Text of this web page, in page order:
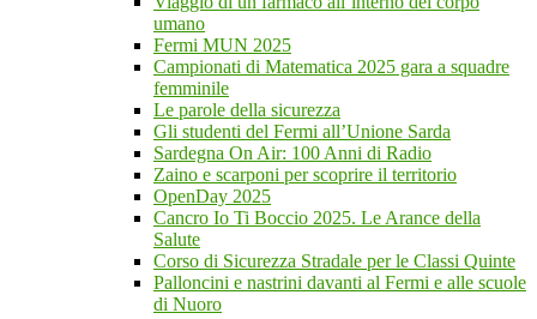
umano
Fermi MUN 2025
Campionati di Matematica 2025 gara a squadre
femminile
Le parole della sicurezza
Gli studenti del Fermi all’Unione Sarda
Sardegna On Air: 100 Anni di Radio
Zaino e scarponi per scoprire il territorio
OpenDay 2025
Cancro Io Ti Boccio 2025. Le Arance della
Salute
Corso di Sicurezza Stradale per le Classi Quinte
Palloncini e nastrini davanti al Fermi e alle scuole
di Nuoro